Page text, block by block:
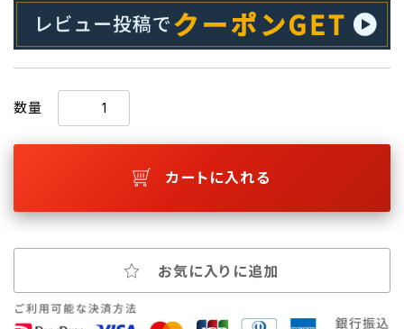
数量
カートに入れる
お気に入りに追加